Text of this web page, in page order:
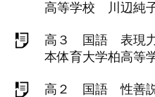
高等学校 川辺純
高３ 国語 表現力
本体育大学柏高
高２ 国語 性善